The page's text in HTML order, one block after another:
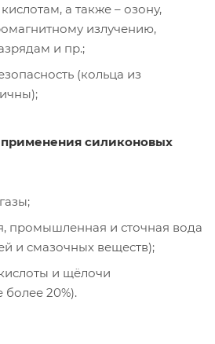
а также – озону,
излучению,
и пр.;
(кольца из
силиконовых
промышленная и сточная вода
и смазочных веществ);
и щёлочи
более 20%).